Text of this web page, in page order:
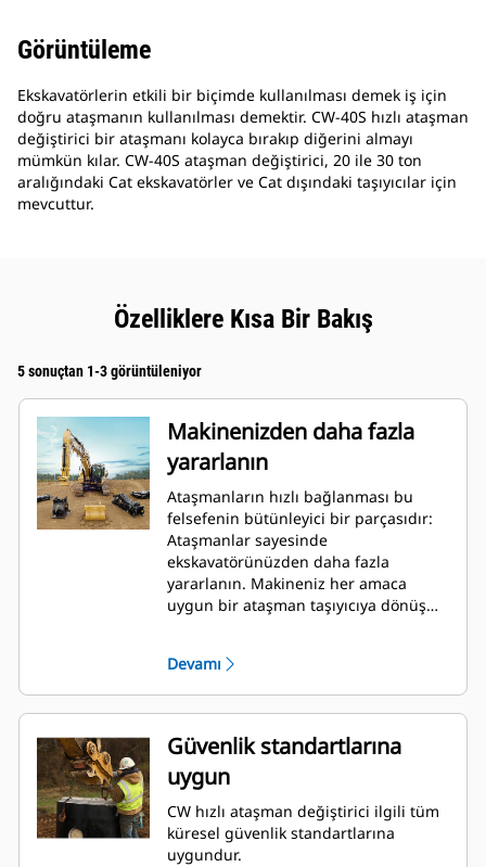
Görüntüleme
Ekskavatörlerin etkili bir biçimde kullanılması demek iş için
doğru ataşmanın kullanılması demektir. CW-40S hızlı ataşman
değiştirici bir ataşmanı kolayca bırakıp diğerini almayı
mümkün kılar. CW-40S ataşman değiştirici, 20 ile 30 ton
aralığındaki Cat ekskavatörler ve Cat dışındaki taşıyıcılar için
mevcuttur.
Özelliklere Kısa Bir Bakış
5 sonuçtan 1-3 görüntüleniyor
Makinenizden daha fazla
yararlanın
Ataşmanların hızlı bağlanması bu
felsefenin bütünleyici bir parçasıdır:
Ataşmanlar sayesinde
ekskavatörünüzden daha fazla
yararlanın. Makineniz her amaca
uygun bir ataşman taşıyıcıya dönüşür.
satışıyla bir endüstri standardı haline
gelmiştir. Birkaç farklı makine sınıfıyla
karşılıklı olarak değiştirilebilme
özelliğine sahiptir ve hem Cat hem de
Cat bünyesinde olmayan 700 farklı
makine ile kullanım için tasarlanmıştır.
Devamı
Güvenlik standartlarına
uygun
CW hızlı ataşman değiştirici ilgili tüm
küresel güvenlik standartlarına
uygundur.